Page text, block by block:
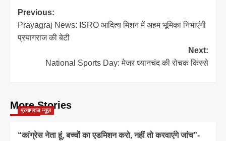
Post
navigation
Previous:
Prayagraj News: ISRO आदित्य मिशन में अहम भूमिका निभाएंगी
प्रयागराज की बेटी
Next:
National Sports Day: मेजर ध्यानचंद की रोचक किस्से
More Stories
प्रयागराज न्यूज़
“कांग्रेस नेता हूं, बच्चों का एडमिशन करो, नहीं तो करवाएंगे जांच”-